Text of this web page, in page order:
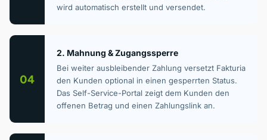
wird automatisch erstellt und versendet.
04
2. Mahnung & Zugangssperre
Bei weiter ausbleibender Zahlung versetzt Fakturia
den Kunden optional in einen gesperrten Status.
Das Self-Service-Portal zeigt dem Kunden den
offenen Betrag und einen Zahlungslink an.